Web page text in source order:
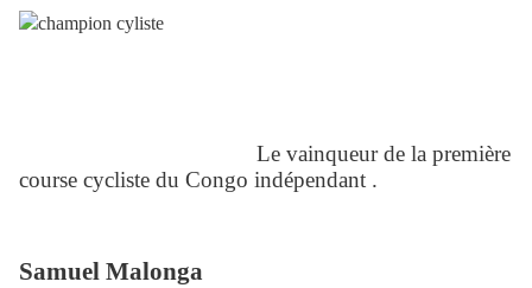
Le vainqueur de la première
course cycliste du Congo indépendant .
Samuel Malonga